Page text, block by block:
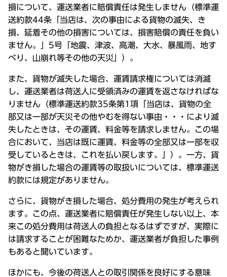
損について、運送業者に賠償責任は発生しません（標準運
送約款44条「当店は、次の事由による貨物の滅失、き
損、延着その他の損害については、損害賠償の責任を負い
ません。」5号「地震、津波、高潮、大水、暴風雨、地す
べり、山崩れ等その他の天災」）。
また、貨物が滅失した場合、運賃請求権については消滅
し、運送業者は荷送人に受領済みの運賃を返さなければな
りません（標準運送約款35条第1項「当店は、貨物の全
部又は一部が天災その他やむを得ない事由・・・により滅
失したときは、その運賃、料金等を請求しません。この場
合において、当店は既に運賃、料金等の全部又は一部を収
受しているときは、これを払い戻します。」）。一方、貨
物がき損した場合の運賃等の取扱いについては、標準運送
約款には規定がありません。
さらに、貨物がき損した場合、処分費用の発生が考えられ
ます。この点、運送業者に賠償責任が発生しない以上、本
来この処分費用は荷送人の負担となるはずですが、実際に
は請求することが困難なためか、運送業者が負担した事例
もあると聞いています。
ほかにも、今後の荷送人との取引関係を良好にする意味